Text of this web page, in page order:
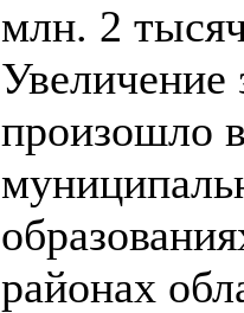
млн. 2
Увеличение
произошло
районах